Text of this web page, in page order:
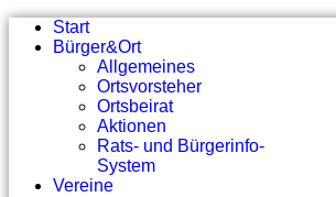
Start
Bürger&Ort
Allgemeines
Ortsvorsteher
Ortsbeirat
Aktionen
Rats- und Bürgerinfo-
System
Vereine